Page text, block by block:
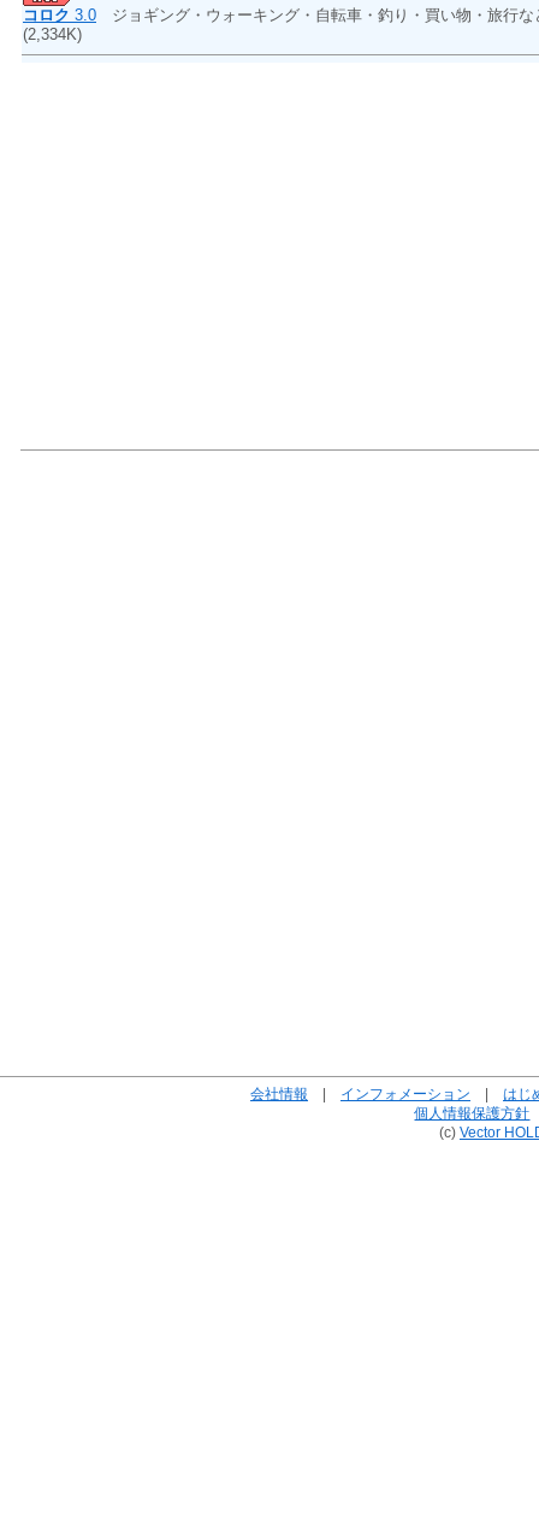
コロク 3.0 ジョギング・ウォーキング・自転車・釣り・買い物・旅行
(2,334K)
会社情報 | インフォメーション | はじ
個人情報保護方針
(c) Vector